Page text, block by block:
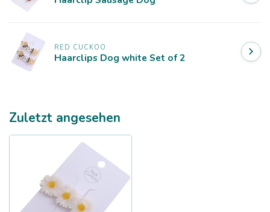
RED CUCKOO
Haarclips Dog white Set of 2
Zuletzt angesehen